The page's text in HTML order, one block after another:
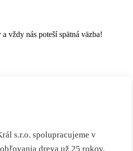
vždy nás poteší spätná väzba!
s.r.o. spolupracujeme v
dreva už 25 rokov.